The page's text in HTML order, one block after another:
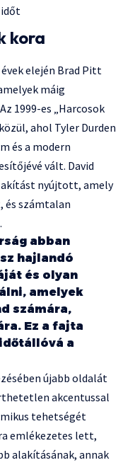
kora
évek elején Brad Pitt
máig
1999-es „Harcosok
ahol Tyler Durden
és a modern
vált. David
nyújtott, amely
és számtalan
abban
hajlandó
és olyan
amelyek
számára,
Ez a fajta
a
újabb oldalát
akcentussal
tehetségét
emlékezetes lett,
alakításának, annak